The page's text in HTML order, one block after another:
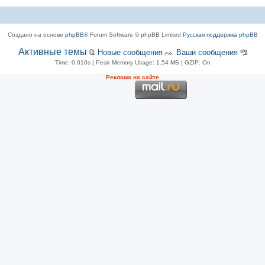
Создано на основе phpBB® Forum Software © phpBB Limited Русская поддержка phpBB
Активные темы Ҩ Новые сообщения ᨕ Ваши сообщенияᎂ
Time: 0.010s| Peak Memory Usage: 1.54 МБ | GZIP: On
Рeклама на сaйте